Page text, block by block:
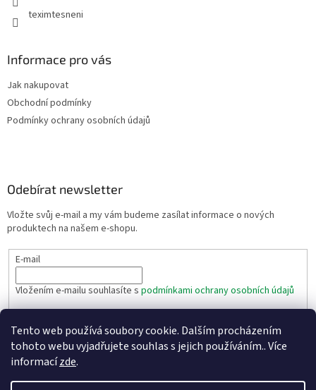
Tento web používá soubory cookie. Dalším procházením
tohoto webu vyjadřujete souhlas s jejich používáním.. Více
informacízde.
teximtesneni
Informace pro vás
Jak nakupovat
Obchodní podmínky
Podmínky ochrany osobních údajů
Odebírat newsletter
Vložte svůj e-mail a my vám budeme zasílat informace o nových
produktech na našem e-shopu.
E-mail
Vložením e-mailu souhlasíte s podmínkami ochrany osobních údajů
PŘIHLÁSIT SE
Vytvořil Shoptet